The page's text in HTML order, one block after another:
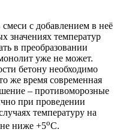
смеси с добавлением в неё
значениях температур
в преобразовании
уже не может.
бетону необходимо
же время современная
– противоморозные
при проведении
температуру на
ниже +5оС.